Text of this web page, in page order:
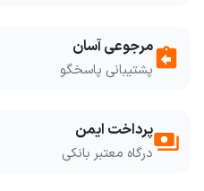
assignment_returnمرجوعی آسان
پشتیبانی پاسخگو
paymentsپرداخت ایمن
درگاه معتبر بانکی